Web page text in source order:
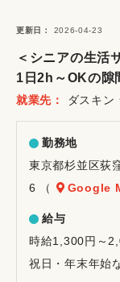
更新日 2026-04-23
＜シニアの生活
1日2h～OKの隙
就業先 ダスキン
勤務地
東京都杉並区荻
6 （
Google
給与
時給1,300円～
祝日・年末年始